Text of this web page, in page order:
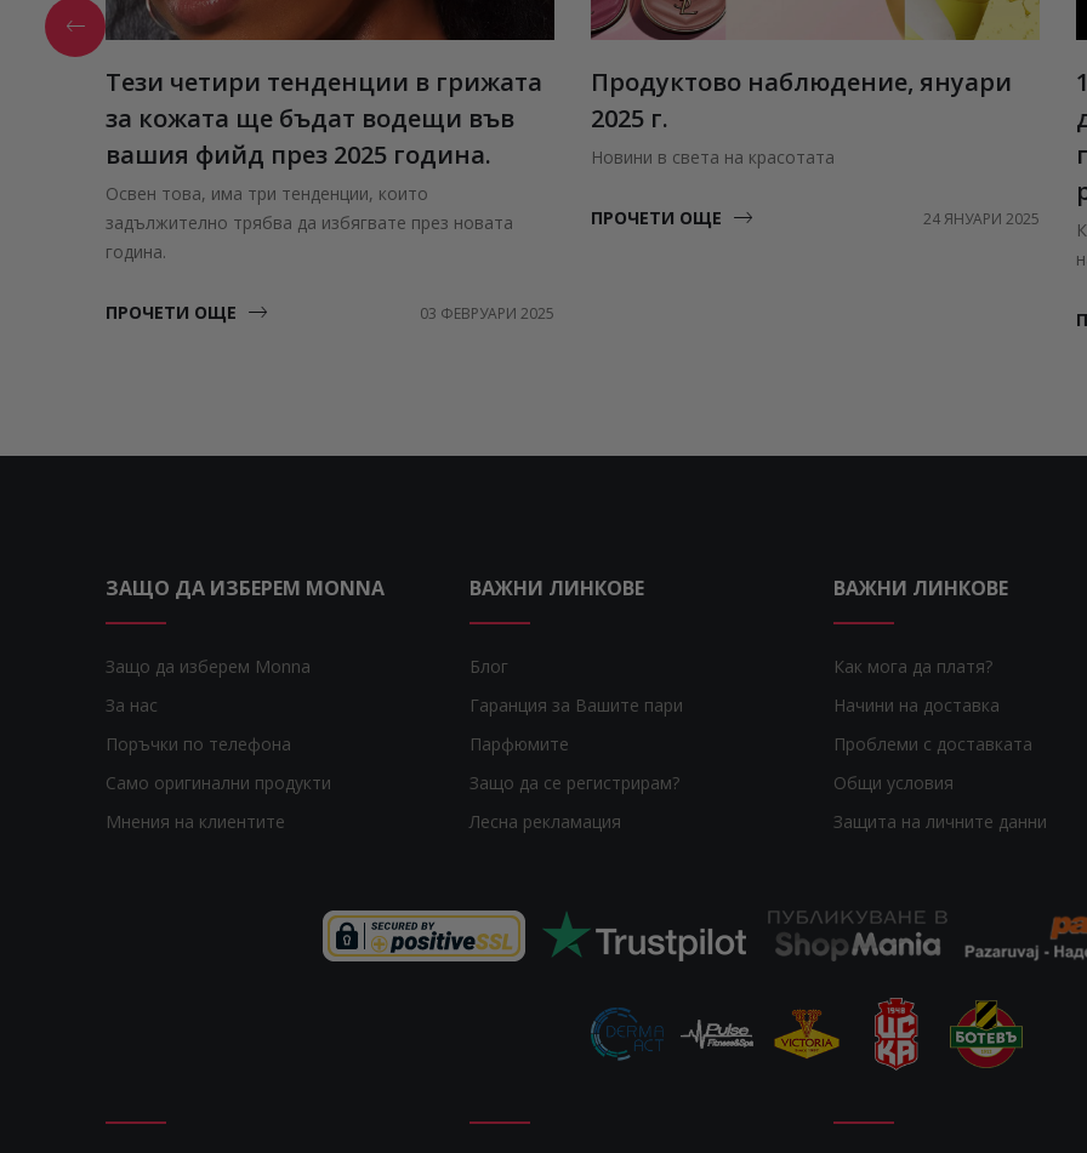
Тези четири тенденции в грижата
за кожата ще бъдат водещи във
вашия фийд през 2025 година.
Освен това, има три тенденции, които
задължително трябва да избягвате през новата
година.
ПРОЧЕТИ ОЩЕ 03 ФЕВРУАРИ 2025
Продуктово наблюдение, януари
2025 г.
Новини в света на красотата
ПРОЧЕТИ ОЩЕ 24 ЯНУАРИ 2025
ЗАЩО ДА ИЗБЕРЕМ MONNA
Защо да изберем Monna
За нас
Поръчки по телефона
Само оригинални продукти
Мнения на клиентите
ВАЖНИ ЛИНКОВЕ
Блог
Гаранция за Вашите пари
Парфюмите
Защо да се регистрирам?
Лесна рекламация
ВАЖНИ ЛИНКОВЕ
Как мога да платя?
Начини на доставка
Проблеми с доставката
Общи условия
Защита на личните данни